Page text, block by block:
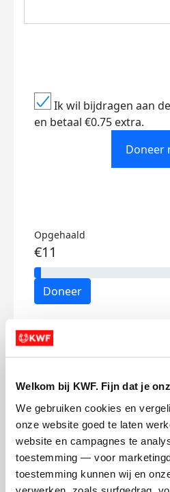
Welkom bij KWF. Fijn dat je
We gebruiken cookies en
onze website goed te laten
website en campagnes te
toestemming — voor
toestemming kunnen wij en
Ik wil bijdragen aan
en betaal €0.75 extra.
Doneer
Opgehaald
€11
Doneer